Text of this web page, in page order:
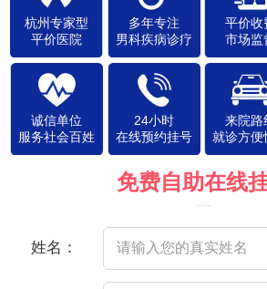
杭州专家型
平价医院
多年专注
男科疾病诊疗
平价收
市场监
诚信单位
服务社会百姓
24小时
在线预约挂号
来院路
就诊方便
免费自助在线
姓名：